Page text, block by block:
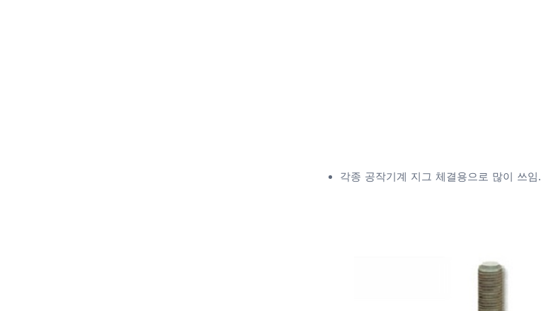
각종 공작기계 지그 체결용으로 많이 쓰임.